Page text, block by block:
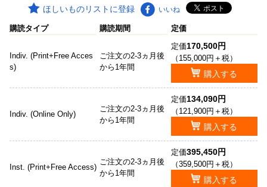
ほしいものリストに登録 いいね
購読タイプ 購読期間 定価
Indiv. (Print+Free Acces
s)
ご注文の2-3ヵ月後
から1年間
定価170,500円
（155,000円＋税）
購入する
Indiv. (Online Only)
ご注文の2-3ヵ月後
から1年間
定価134,090円
（121,900円＋税）
購入する
Inst. (Print+Free Access)
ご注文の2-3ヵ月後
から1年間
定価395,450円
（359,500円＋税）
購入する